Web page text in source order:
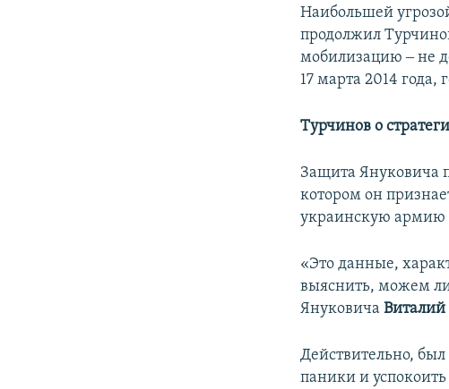
Наибольшей
продолжил
мобилизацию ‒ не
17 марта 2014 года,
Турчинов о
Защита Януковича
котором он
украинскую армию
«Это данные,
выяснить, можем ли
Януковича
Действительно,
паники и